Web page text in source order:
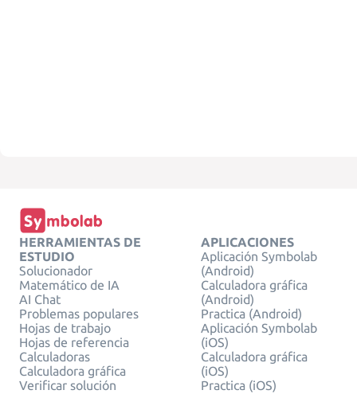
HERRAMIENTAS DE
ESTUDIO
Solucionador
Matemático de IA
AI Chat
Problemas populares
Hojas de trabajo
Hojas de referencia
Calculadoras
Calculadora gráfica
Verificar solución
APLICACIONES
Aplicación Symbolab
(Android)
Calculadora gráfica
(Android)
Practica (Android)
Aplicación Symbolab
(iOS)
Calculadora gráfica
(iOS)
Practica (iOS)